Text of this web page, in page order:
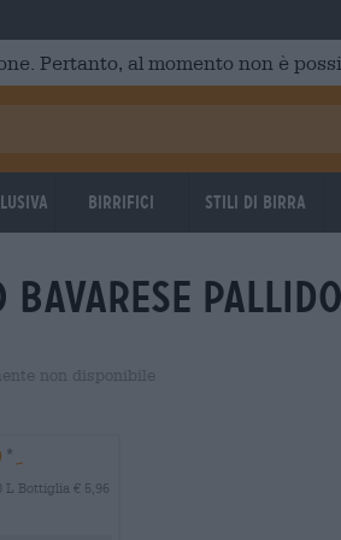
Pertanto, al momento non è
Birrifici Stili di birra
Bavarese pallido
non disponibile
L Bottiglia € 5,96